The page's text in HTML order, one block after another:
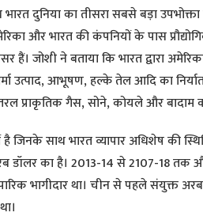
दुनिया का तीसरा सबसे बड़ा
और भारत की कंपनियों के पास
जोशी ने बताया कि भारत द्वारा
उत्पाद, आभूषण, हल्के तेल आदि का
तरल प्राकृतिक गैस, सोने, कोयले और
जिनके साथ भारत व्यापार अधिशेष की
डॉलर का है। 2013-14 से 2107-18
भागीदार था। चीन से पहले संयुक्त